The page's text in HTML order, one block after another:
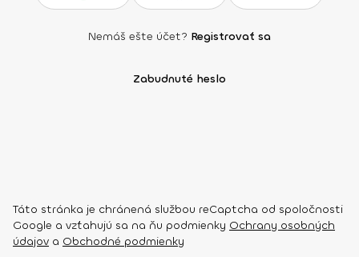
Nemáš ešte účet? Registrovať sa
Zabudnuté heslo
Táto stránka je chránená službou reCaptcha od spoločnosti
Google a vzťahujú sa na ňu podmienky Ochrany osobných
údajov a Obchodné podmienky